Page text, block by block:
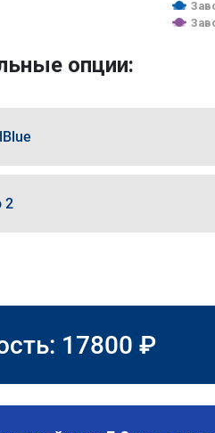
опции:
2
17800 ₽